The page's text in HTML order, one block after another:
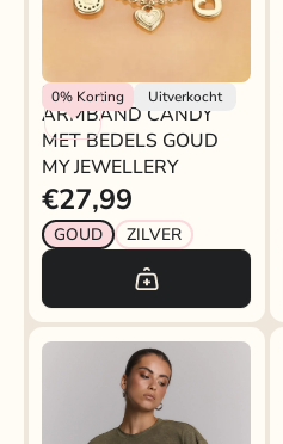
0% Korting Uitverkocht
My Jewellery
ARMBAND CANDY
MET BEDELS GOUD
MY JEWELLERY
€27,99
GOUD ZILVER